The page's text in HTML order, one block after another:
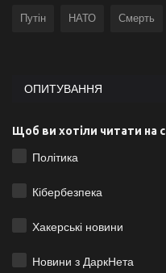
Путін НАТО Смерть
ОПИТУВАННЯ
Щоб ви хотіли читати на
Політика
Кібербезпека
Хакерські новини
Новини з ДаркНета